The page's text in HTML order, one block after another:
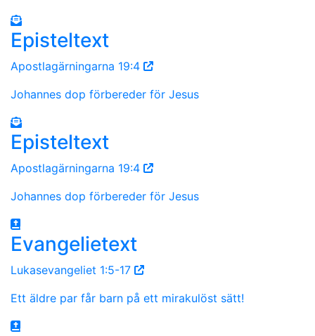
Episteltext
Apostlagärningarna 19:4
Johannes dop förbereder för Jesus
Episteltext
Apostlagärningarna 19:4
Johannes dop förbereder för Jesus
Evangelietext
Lukasevangeliet 1:5-17
Ett äldre par får barn på ett mirakulöst sätt!